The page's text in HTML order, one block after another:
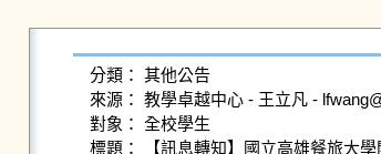
分類： 其他公告
來源： 教學卓越中心 - 王立凡 -
對象： 全校學生
標題： 【訊息轉知】國立高雄餐旅大